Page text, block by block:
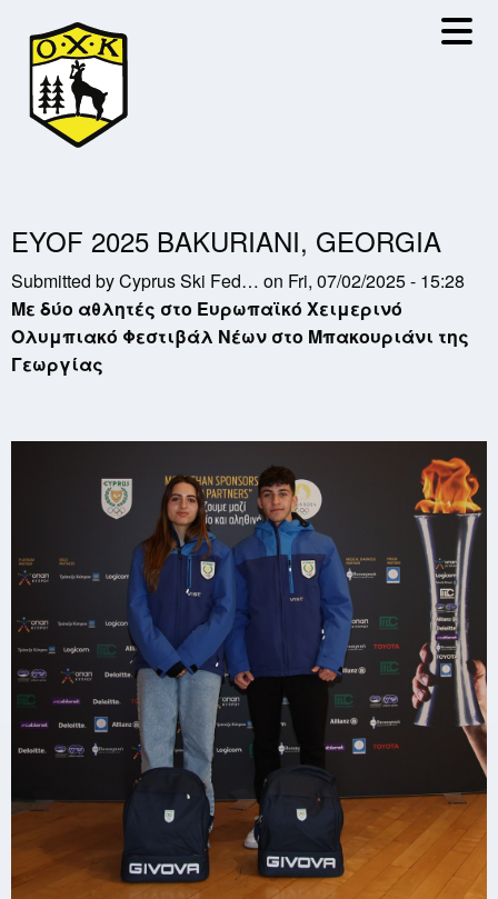
main
content
EYOF 2025 BAKURIANI, GEORGIA
Submitted byCyprus Ski Fed… on Fri, 07/02/2025 - 15:28
Με δύο αθλητές στο Ευρωπαϊκό Χειμερινό
Ολυμπιακό Φεστιβάλ Νέων στο Μπακουριάνι της
Γεωργίας